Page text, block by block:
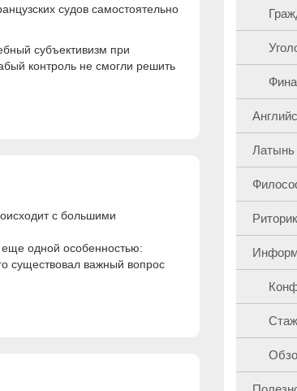
судов самостоятельно
субъективизм при
контроль не смогли решить
с большими
одной особенностью:
существовал важный вопрос
Латынь